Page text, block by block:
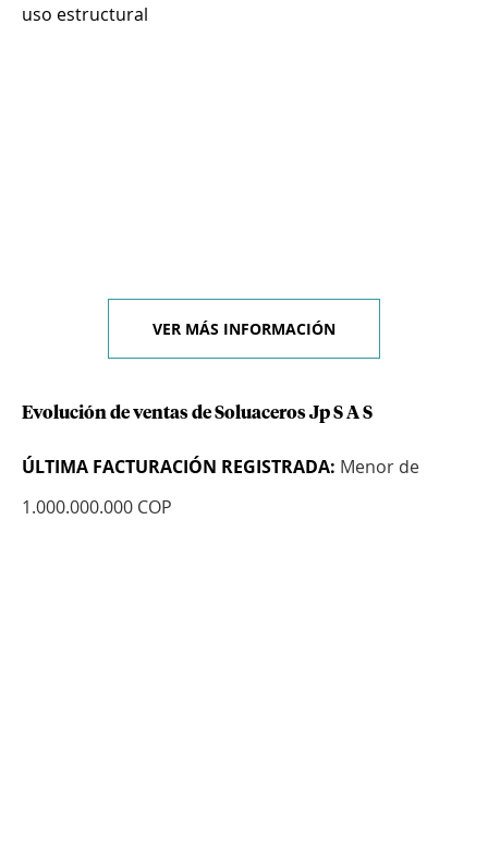
uso estructural
VER MÁS INFORMACIÓN
Evolución de ventas de Soluaceros Jp S A S
ÚLTIMA FACTURACIÓN REGISTRADA: Menor de
1.000.000.000 COP